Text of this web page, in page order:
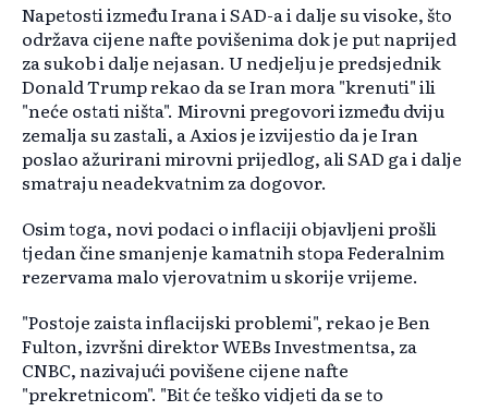
Napetosti između Irana i SAD-a i dalje su visoke, što
održava cijene nafte povišenima dok je put naprijed
za sukob i dalje nejasan. U nedjelju je predsjednik
Donald Trump rekao da se Iran mora "krenuti" ili
"neće ostati ništa". Mirovni pregovori između dviju
zemalja su zastali, a Axios je izvijestio da je Iran
poslao ažurirani mirovni prijedlog, ali SAD ga i dalje
smatraju neadekvatnim za dogovor.
Osim toga, novi podaci o inflaciji objavljeni prošli
tjedan čine smanjenje kamatnih stopa Federalnim
rezervama malo vjerovatnim u skorije vrijeme.
"Postoje zaista inflacijski problemi", rekao je Ben
Fulton, izvršni direktor WEBs Investmentsa, za
CNBC, nazivajući povišene cijene nafte
"prekretnicom". "Bit će teško vidjeti da se to